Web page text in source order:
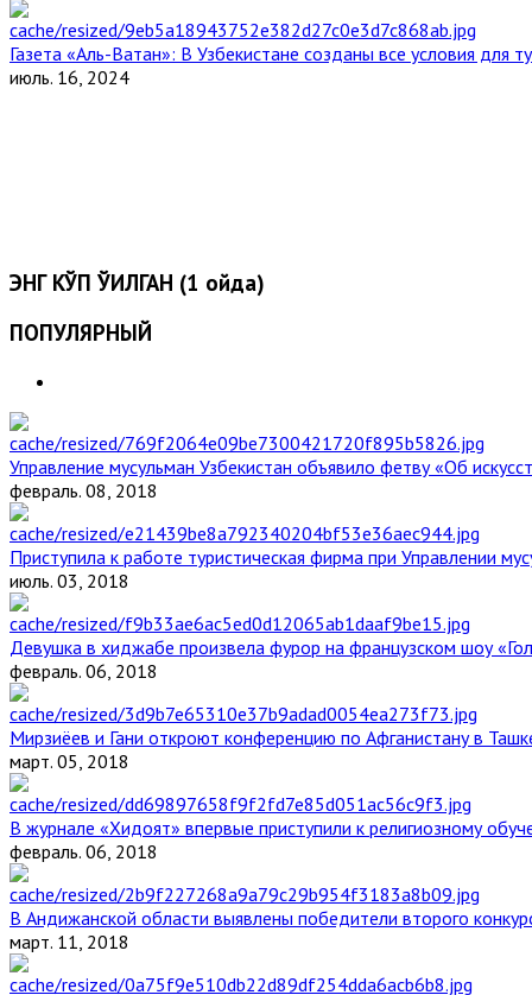
Газета «Аль-Ватан»: В Узбекистане созданы все условия для
июль. 16, 2024
ЭНГ КЎП ЎҚИЛГАН (1 ойда)
ПОПУЛЯРНЫЙ
Управление мусульман Узбекистан объявило фетву «Об
февраль. 08, 2018
Приступила к работе туристическая фирма при Управлении
июль. 03, 2018
Девушка в хиджабе произвела фурор на французском шоу
февраль. 06, 2018
Мирзиёев и Гани откроют конференцию по Афганистану в
март. 05, 2018
В журнале «Хидоят» впервые приступили к религиозному
февраль. 06, 2018
В Андижанской области выявлены победители второго
март. 11, 2018